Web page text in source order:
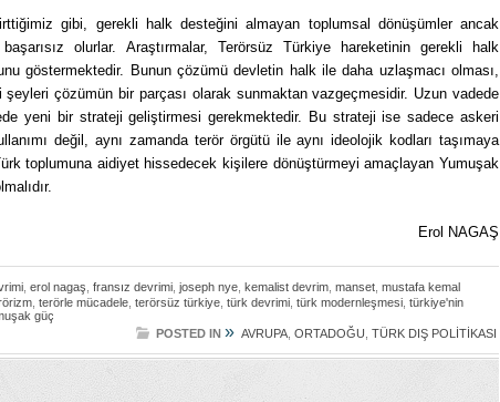
gibi, gerekli halk desteğini almayan toplumsal dönüşümler ancak
olurlar. Araştırmalar, Terörsüz Türkiye hareketinin gerekli halk
göstermektedir. Bunun çözümü devletin halk ile daha uzlaşmacı olması,
çözümün bir parçası olarak sunmaktan vazgeçmesidir. Uzun vadede
yeni bir strateji geliştirmesi gerekmektedir. Bu strateji ise sadece askeri
değil, aynı zamanda terör örgütü ile aynı ideolojik kodları taşımaya
toplumuna aidiyet hissedecek kişilere dönüştürmeyi amaçlayan Yumuşak
Erol NAGAŞ
erol nagaş fransız devrimi joseph nye kemalist devrim manset mustafa kemal
terörle mücadele terörsüz türkiye türk devrimi türk modernleşmesi türkiye'nin
güç
POSTED IN » AVRUPA ORTADOĞU TÜRK DIŞ POLİTİKASI